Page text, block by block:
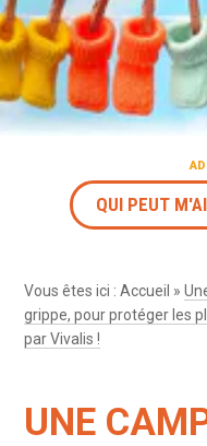
QUI PEUT
Vous êtes ici :Accueil »
grippe, pour protéger les
par Vivalis !
UNE